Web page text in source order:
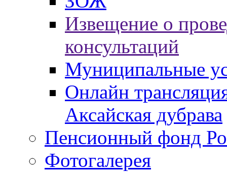
Извещение о
консультаций
Муниципальные
Онлайн
Аксайская дубрава
Пенсионный фонд
Фотогалерея